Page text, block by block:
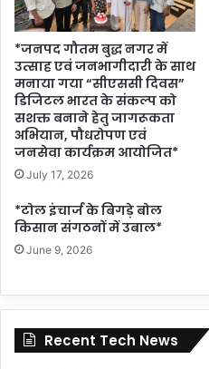
*जनपद गौतम बुद्ध नगर में
उत्साह एवं जनभागीदारी के साथ
मनाया गया “सीएससी दिवस”
डिजिटल भारत के संकल्प को
सशक्त बनाने हेतु जागरूकता
अभियान, पौधरोपण एवं
जनसेवा कार्यक्रम आयोजित*
July 17, 2026
*टोल इंचार्ज के बिगड़े बोल
किसान संगठनों में उबाल*
June 9, 2026
Recent Tech News